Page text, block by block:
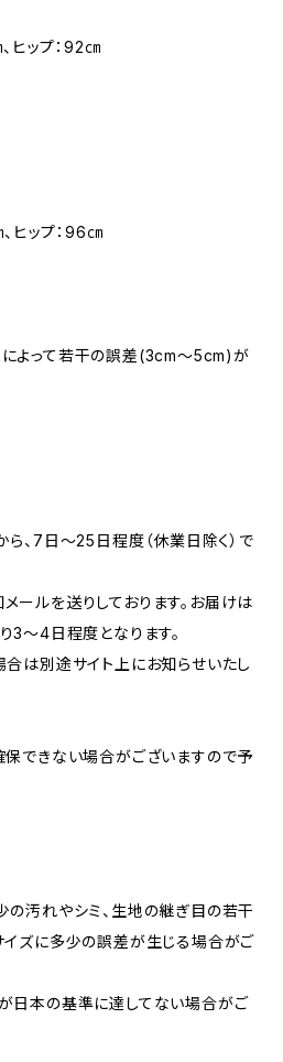
ヒップ：92㎝
ヒップ：96㎝
よって若干の誤差(3cm〜5cm)が
、7日〜25日程度（休業日除く）で
ールを送りしております。お届けは
3〜4日程度となります。
は別途サイト上にお知らせいたし
できない場合がございますので予
汚れやシミ、生地の継ぎ目の若干
イズに多少の誤差が生じる場合がご
日本の基準に達してない場合がご